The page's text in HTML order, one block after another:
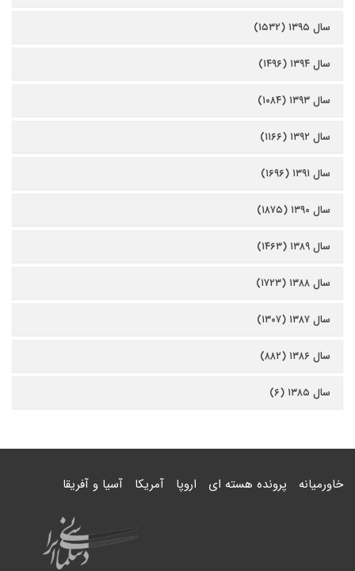
سال ۱۳۹۵ (۱۵۳۲)
سال ۱۳۹۴ (۱۴۹۶)
سال ۱۳۹۳ (۱۰۸۴)
سال ۱۳۹۲ (۱۱۶۶)
سال ۱۳۹۱ (۱۶۹۶)
سال ۱۳۹۰ (۱۸۷۵)
سال ۱۳۸۹ (۱۴۶۳)
سال ۱۳۸۸ (۱۷۲۳)
سال ۱۳۸۷ (۱۳۰۷)
سال ۱۳۸۶ (۸۸۲)
سال ۱۳۸۵ (۶)
خاورمیانه پرونده هسته ای اروپا آمریکا آسیا و آفریقا